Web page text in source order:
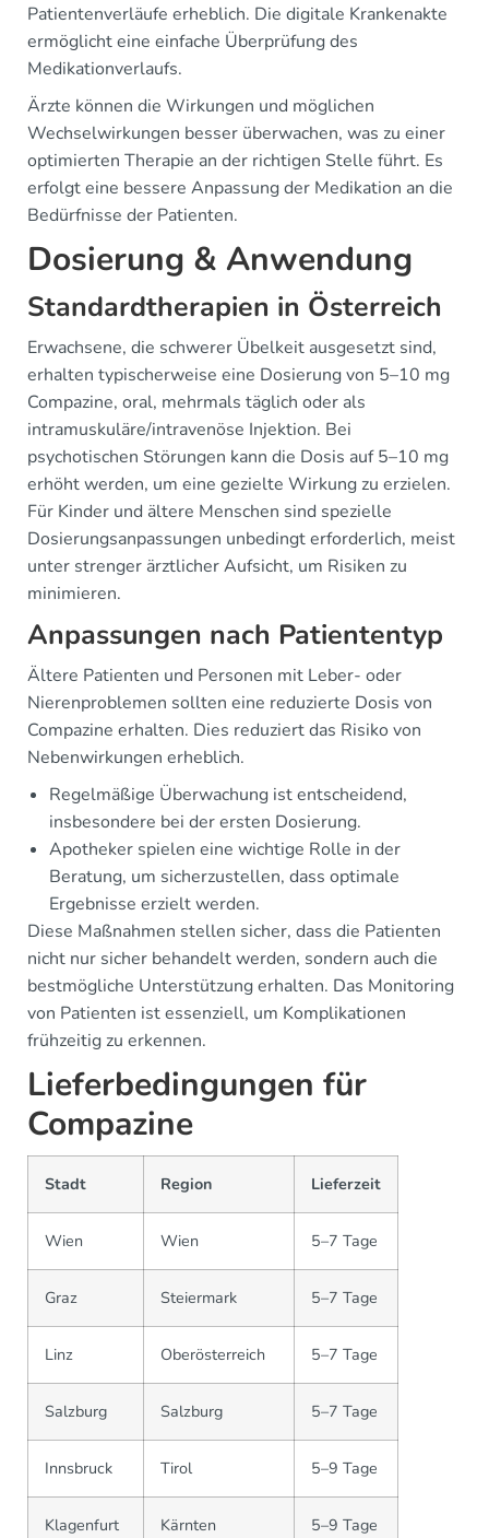
Patientenverläufe erheblich. Die digitale Krankenakte
ermöglicht eine einfache Überprüfung des
Medikationverlaufs.
Ärzte können die Wirkungen und möglichen
Wechselwirkungen besser überwachen, was zu einer
optimierten Therapie an der richtigen Stelle führt. Es
erfolgt eine bessere Anpassung der Medikation an die
Bedürfnisse der Patienten.
Dosierung & Anwendung
Standardtherapien in Österreich
Erwachsene, die schwerer Übelkeit ausgesetzt sind,
erhalten typischerweise eine Dosierung von 5–10 mg
Compazine, oral, mehrmals täglich oder als
intramuskuläre/intravenöse Injektion. Bei
psychotischen Störungen kann die Dosis auf 5–10 mg
erhöht werden, um eine gezielte Wirkung zu erzielen.
Für Kinder und ältere Menschen sind spezielle
Dosierungsanpassungen unbedingt erforderlich, meist
unter strenger ärztlicher Aufsicht, um Risiken zu
minimieren.
Anpassungen nach Patiententyp
Ältere Patienten und Personen mit Leber- oder
Nierenproblemen sollten eine reduzierte Dosis von
Compazine erhalten. Dies reduziert das Risiko von
Nebenwirkungen erheblich.
Regelmäßige Überwachung ist entscheidend,
insbesondere bei der ersten Dosierung.
Apotheker spielen eine wichtige Rolle in der
Beratung, um sicherzustellen, dass optimale
Ergebnisse erzielt werden.
Diese Maßnahmen stellen sicher, dass die Patienten
nicht nur sicher behandelt werden, sondern auch die
bestmögliche Unterstützung erhalten. Das Monitoring
von Patienten ist essenziell, um Komplikationen
frühzeitig zu erkennen.
Lieferbedingungen für
Compazine
Stadt Region Lieferzeit
Wien Wien 5–7 Tage
Graz Steiermark 5–7 Tage
Linz Oberösterreich 5–7 Tage
Salzburg Salzburg 5–7 Tage
Innsbruck Tirol 5–9 Tage
Klagenfurt Kärnten 5–9 Tage